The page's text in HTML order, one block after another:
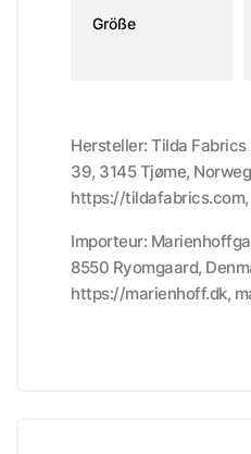
Größe
Hersteller: Tilda
39, 3145 Tjøme,
https://
Importeur:
8550 Ryomgaard,
https://marienhoff.dk,